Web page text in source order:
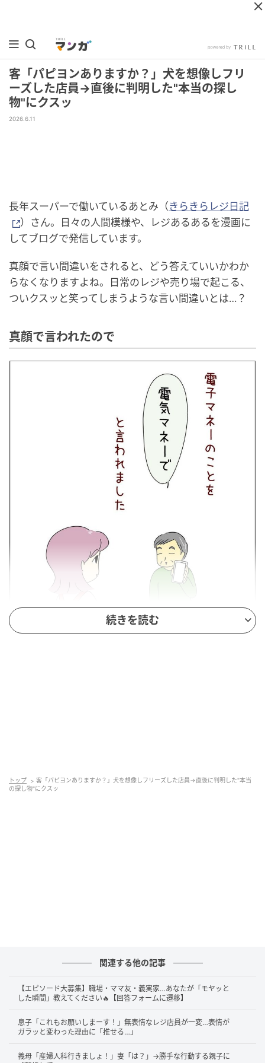
客「パピヨンありますか？」犬を想像しフリ
ーズした店員→直後に判明した"本当の探し
物"にクスッ
2026.6.11
長年スーパーで働いているあとみ（きらきらレジ日記
）さん。日々の人間模様や、レジあるあるを漫画に
してブログで発信しています。
真顔で言い間違いをされると、どう答えていいかわか
らなくなりますよね。日常のレジや売り場で起こる、
ついクスッと笑ってしまうような言い間違いとは…？
真顔で言われたので
続きを読む
トップ
客「パピヨンありますか？」犬を想像しフリーズした店員→直後に判明した"本当
の探し物"にクスッ
関連する他の記事
【エピソード大募集】職場・ママ友・義実家…あなたが「モヤッと
した瞬間」教えてください🔥【回答フォームに遷移】
息子「これもお願いしまーす！」無表情なレジ店員が一変…表情が
ガラッと変わった理由に「推せる…」
義母「産婦人科行きましょ！」妻「は？」→勝手な行動する親子に